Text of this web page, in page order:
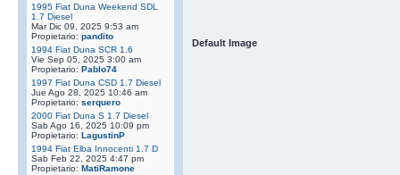
1995 Fiat Duna Weekend SDL
1.7 Diesel
Mar Dic 09, 2025 9:53 am
Propietario: pandito
1994 Fiat Duna SCR 1.6
Vie Sep 05, 2025 3:00 am
Propietario: Pablo74
1997 Fiat Duna CSD 1.7 Diesel
Jue Ago 28, 2025 10:46 am
Propietario: serquero
2000 Fiat Duna S 1.7 Diesel
Sab Ago 16, 2025 10:09 pm
Propietario: LagustinP
1994 Fiat Elba Innocenti 1.7 D
Sab Feb 22, 2025 4:47 pm
Propietario: MatiRamone
Default Image